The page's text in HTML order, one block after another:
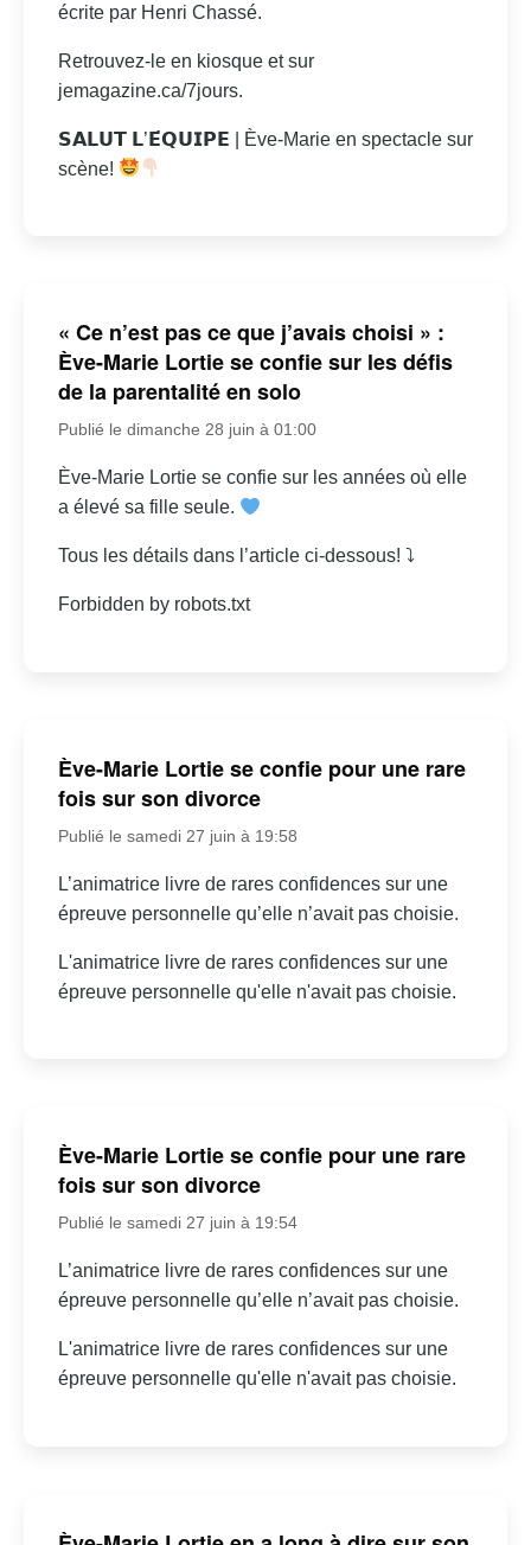
écrite par Henri Chassé.
Retrouvez-le en kiosque et sur
jemagazine.ca/7jours.
𝗦𝗔𝗟𝗨𝗧 𝗟’𝗘́𝗤𝗨𝗜𝗣𝗘 | Ève-Marie en spectacle sur
scène!
« Ce n’est pas ce que j’avais choisi » :
Ève-Marie Lortie se confie sur les défis
de la parentalité en solo
Publié le dimanche 28 juin à 01:00
Ève-Marie Lortie se confie sur les années où elle
a élevé sa fille seule.
Tous les détails dans l’article ci-dessous! ⤵
Forbidden by robots.txt
Ève-Marie Lortie se confie pour une rare
fois sur son divorce
Publié le samedi 27 juin à 19:58
L’animatrice livre de rares confidences sur une
épreuve personnelle qu’elle n’avait pas choisie.
L'animatrice livre de rares confidences sur une
épreuve personnelle qu'elle n'avait pas choisie.
Ève-Marie Lortie se confie pour une rare
fois sur son divorce
Publié le samedi 27 juin à 19:54
L’animatrice livre de rares confidences sur une
épreuve personnelle qu’elle n’avait pas choisie.
L'animatrice livre de rares confidences sur une
épreuve personnelle qu'elle n'avait pas choisie.